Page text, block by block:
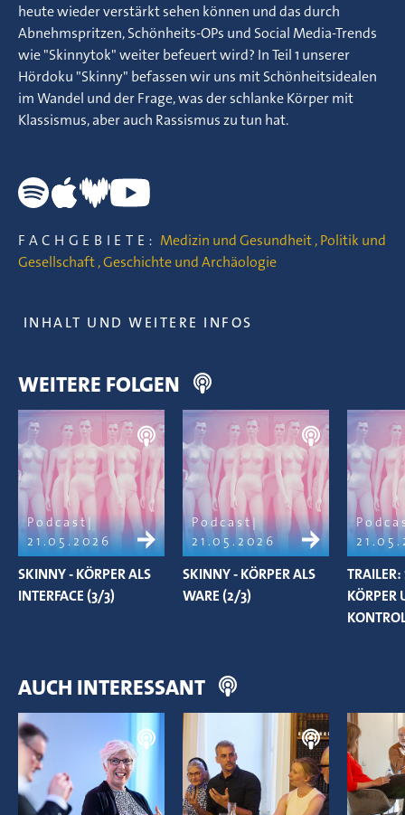
heute wieder verstärkt sehen können und das durch
Abnehmspritzen, Schönheits-OPs und Social Media-Trends
wie "Skinnytok" weiter befeuert wird? In Teil 1 unserer
Hördoku "Skinny" befassen wir uns mit Schönheitsidealen
im Wandel und der Frage, was der schlanke Körper mit
Klassismus, aber auch Rassismus zu tun hat.
FACHGEBIETE: Medizin und Gesundheit,Politik und
Gesellschaft,Geschichte und Archäologie
INHALT UND WEITERE INFOS
WEITERE FOLGEN
Podcast
21.05.2026
SKINNY - KÖRPER ALS
INTERFACE (3/3)
Podcast
21.05.2026
SKINNY - KÖRPER ALS
WARE (2/3)
KÖRPER
AUCH INTERESSANT